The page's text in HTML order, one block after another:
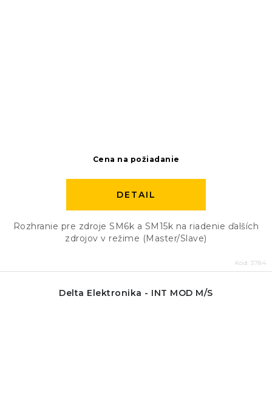
Cena na požiadanie
DETAIL
Rozhranie pre zdroje SM6k a SM15k na riadenie ďalších
zdrojov v režime (Master/Slave)
Kód: 3784
Delta Elektronika - INT MOD M/S